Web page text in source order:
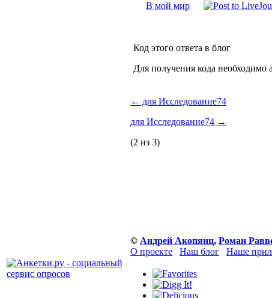
В мой мир
Код этого ответа в блог
Для получения кода необходимо
← для Исследование74
для Исследование74 →
(2 из 3)
© Андрей Акопянц, Роман
О проекте
Наш блог Наше